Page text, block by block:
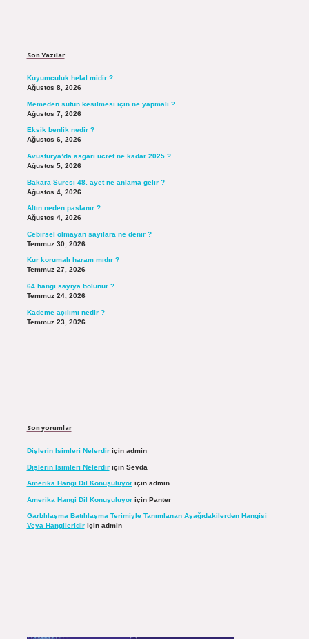
Son Yazılar
Kuyumculuk helal midir ?
Ağustos 8, 2026
Memeden sütün kesilmesi için ne yapmalı ?
Ağustos 7, 2026
Eksik benlik nedir ?
Ağustos 6, 2026
Avusturya’da asgari ücret ne kadar 2025 ?
Ağustos 5, 2026
Bakara Suresi 48. ayet ne anlama gelir ?
Ağustos 4, 2026
Altın neden paslanır ?
Ağustos 4, 2026
Cebirsel olmayan sayılara ne denir ?
Temmuz 30, 2026
Kur korumalı haram mıdır ?
Temmuz 27, 2026
64 hangi sayıya bölünür ?
Temmuz 24, 2026
Kademe açılımı nedir ?
Temmuz 23, 2026
Son yorumlar
Dişlerin Isimleri Nelerdiriçin admin
Dişlerin Isimleri Nelerdiriçin Sevda
Amerika Hangi Dil Konuşuluyoriçin admin
Amerika Hangi Dil Konuşuluyoriçin Panter
Garblılaşma Batılılaşma Terimiyle Tanımlanan Aşağıdakilerden Hangisi
Veya Hangileridiriçin admin